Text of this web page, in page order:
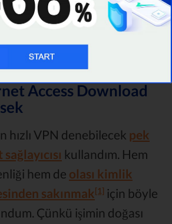
Access Download
hızlı VPN denebilecek pek
kullandım. Hem
hem de olası kimlik
sakınmak[1] için böyle
Çünkü işimin doğası